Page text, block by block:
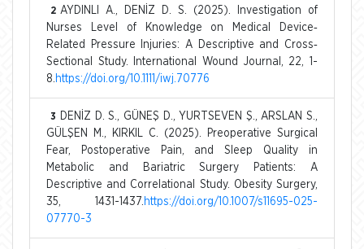
2 AYDINLI A., DENİZ D. S. (2025). Investigation of
Nurses Level of Knowledge on Medical Device‐
Related Pressure Injuries: A Descriptive and Cross‐
Sectional Study. International Wound Journal, 22, 1-
8. https://doi.org/10.1111/iwj.70776
3
DENİZ D. S., GÜNEŞ D., YURTSEVEN Ş., ARSLAN S.,
GÜLŞEN M., KIRKIL C. (2025). Preoperative Surgical
Fear, Postoperative Pain, and Sleep Quality in
Metabolic and Bariatric Surgery Patients: A
Descriptive and Correlational Study. Obesity Surgery,
35, 1431-1437. https://doi.org/10.1007/s11695-025-
07770-3